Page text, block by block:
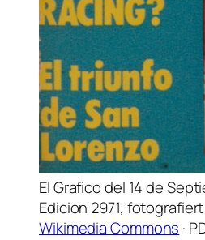
El Grafico del 14 de
Edicion 2971, fotografiert
Wikimedia Commons ·